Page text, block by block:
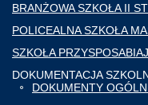
BRANŻOWA SZKOŁA II
POLICEALNA SZKOŁA
SZKOŁA
DOKUMENTACJA
DOKUMENTY